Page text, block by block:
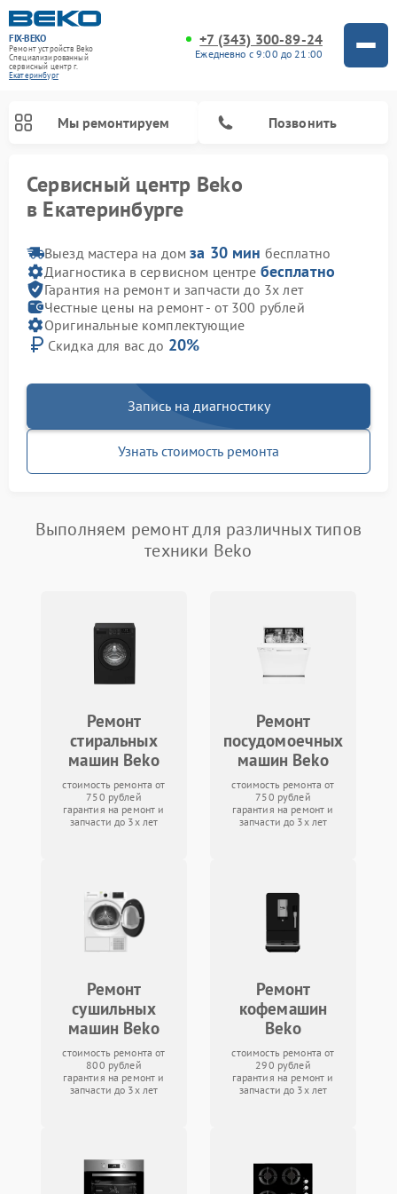
FIX-BEKO
Ремонт устройств Beko
Специализированный
cервисный центр г.
Екатеринбург
+7 (343) 300-89-24
Ежедневно с 9:00 до 21:00
Мы ремонтируем Позвонить
Сервисный центр Beko
в Екатеринбурге
Выезд мастера на домза 30 мин бесплатно
Диагностика в сервисном центре бесплатно
Гарантия на ремонт и запчасти до 3х лет
Честные цены на ремонт - от 300 рублей
Оригинальные комплектующие
Скидка для вас до 20%
Запись на диагностику
Узнать стоимость ремонта
Выполняем ремонт для различных типов
техники Beko
Ремонт
стиральных
машин Beko
стоимость ремонта от
750 рублей
гарантия на ремонт и
запчасти до 3х лет
Ремонт
посудомоечных
машин Beko
стоимость ремонта от
750 рублей
гарантия на ремонт и
запчасти до 3х лет
Ремонт
сушильных
машин Beko
стоимость ремонта от
800 рублей
гарантия на ремонт и
запчасти до 3х лет
Ремонт
кофемашин
Beko
стоимость ремонта от
290 рублей
гарантия на ремонт и
запчасти до 3х лет